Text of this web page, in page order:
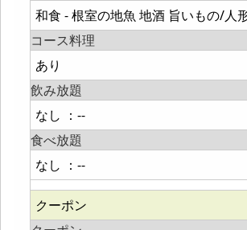
和食 - 根室の地魚 地酒 旨いもの/人
コース料理
あり
飲み放題
なし ：--
食べ放題
なし ：--
クーポン